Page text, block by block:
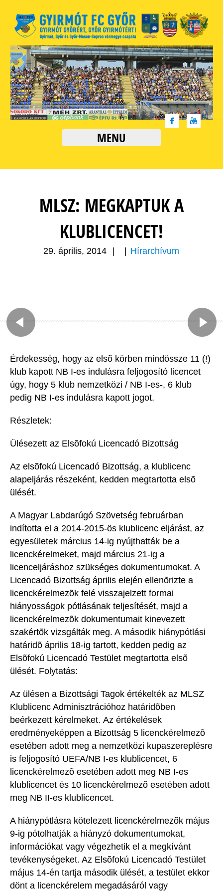
MENU
MLSZ: MEGKAPTUK A
KLUBLICENCET!
29. április, 2014 Hírarchívum
Érdekesség, hogy az elsõ körben mindössze 11 (!)
klub kapott NB I-es indulásra feljogosító licencet
úgy, hogy 5 klub nemzetközi / NB I-es-, 6 klub
pedig NB I-es indulásra kapott jogot.
Részletek:
Ülésezett az Elsõfokú Licencadó Bizottság
Az elsõfokú Licencadó Bizottság, a klublicenc
alapeljárás részeként, kedden megtartotta elsõ
ülését.
A Magyar Labdarúgó Szövetség februárban
indította el a 2014-2015-ös klublicenc eljárást, az
egyesületek március 14-ig nyújthatták be a
licenckérelmeket, majd március 21-ig a
licenceljáráshoz szükséges dokumentumokat. A
Licencadó Bizottság április elején ellenõrizte a
licenckérelmezõk felé visszajelzett formai
hiányosságok pótlásának teljesítését, majd a
licenckérelmezõk dokumentumait kinevezett
szakértõk vizsgálták meg. A második hiánypótlási
határidõ április 18-ig tartott, kedden pedig az
Elsõfokú Licencadó Testület megtartotta elsõ
ülését. Folytatás:
Az ülésen a Bizottsági Tagok értékelték az MLSZ
Klublicenc Adminisztrációhoz határidõben
beérkezett kérelmeket. Az értékelések
eredményeképpen a Bizottság 5 licenckérelmezõ
esetében adott meg a nemzetközi kupaszereplésre
is feljogosító UEFA/NB I-es klublicencet, 6
licenckérelmezõ esetében adott meg NB I-es
klublicencet és 10 licenckérelmezõ esetében adott
meg NB II-es klublicencet.
A hiánypótlásra kötelezett licenckérelmezõk május
9-ig pótolhatják a hiányzó dokumentumokat,
információkat vagy végezhetik el a megkívánt
tevékenységeket. Az Elsõfokú Licencadó Testület
május 14-én tartja második ülését, a testület ekkor
dönt a licenckérelem megadásáról vagy